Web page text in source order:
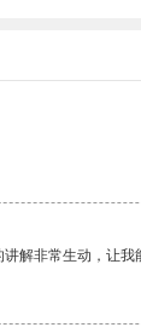
解非常生动，让我